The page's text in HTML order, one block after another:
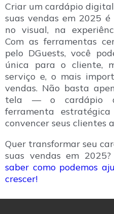
Criar um cardápio
suas vendas em 2025
no visual, na
Com as ferramentas
pelo DGuests, você
única para o cliente,
serviço e, o mais
vendas. Não basta
tela — o cardápio
ferramenta
convencer seus clientes
Quer transformar seu
suas vendas em 2025?
saber como podemos
crescer!